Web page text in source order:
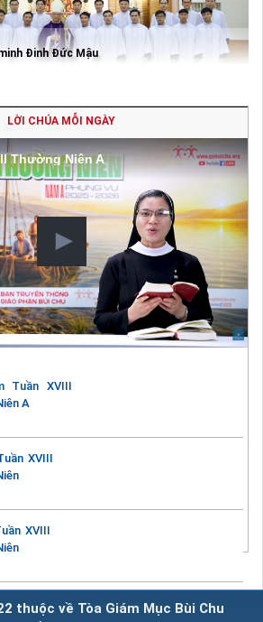
Đinh Đức Mậu
LỜI CHÚA MỖI NGÀY
Thường Niên A
Tuần XVIII
A
XVIII
XVIII
thuộc về Tòa Giám Mục Bùi Chu